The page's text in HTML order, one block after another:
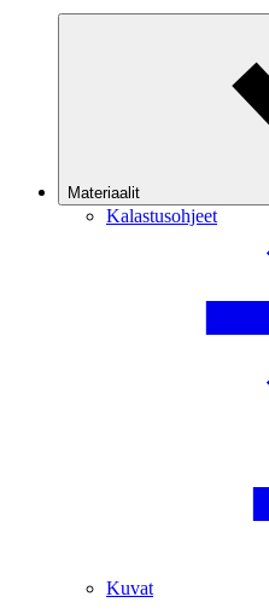
Materiaalit
Kalastusohjeet
Kuvat